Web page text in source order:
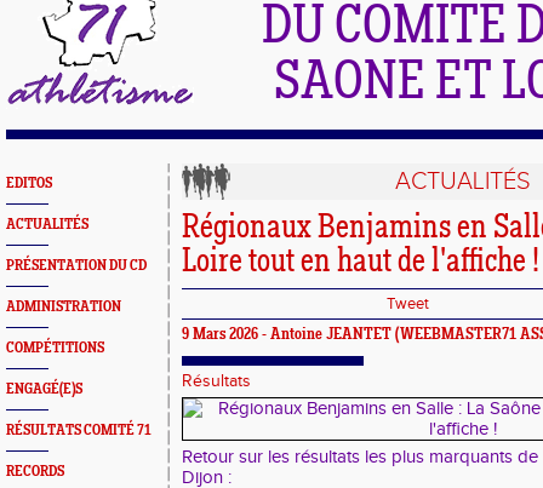
DU COMITÉ
SAONE ET
EDITOS
ACTUALITÉS
PRÉSENTATION DU CD
ADMINISTRATION
COMPÉTITIONS
ENGAGÉ(E)S
RÉSULTATS COMITÉ 71
RECORDS
ACTUALITÉS
Régionaux Benjamins en
Loire tout en haut de l'affiche !
Tweet
9 Mars 2026 - Antoine JEANTET (WEEBMASTER71
Résultats
Retour sur les résultats les plus marquants
Dijon :